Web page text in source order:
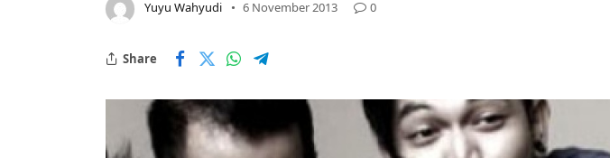
Yuyu Wahyudi 6 November 2013 0
Share